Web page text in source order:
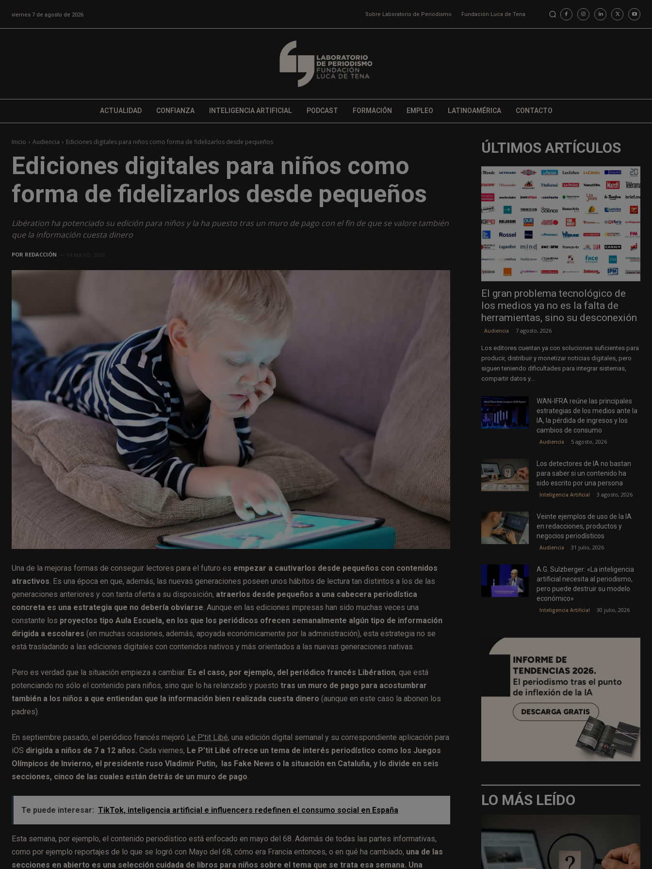
viernes 7 de agosto de 2026 Sobre Laboratorio de Periodismo Fundación Luca de Tena
ACTUALIDAD CONFIANZA INTELIGENCIA ARTIFICIAL PODCAST FORMACIÓN EMPLEO LATINOAMÉRICA CONTACTO
Inicio Audiencia Ediciones digitales para niños como forma de fidelizarlos desde pequeños
Ediciones digitales para niños como
forma de fidelizarlos desde pequeños
Libération ha potenciado su edición para niños y la ha puesto tras un muro de pago con el fin de que se valore también
que la información cuesta dinero
POR REDACCIÓN
Una de la mejoras formas de conseguir lectores para el futuro es empezar a cautivarlos desde pequeños con contenidos
atractivos. Es una época en que, además, las nuevas generaciones poseen unos hábitos de lectura tan distintos a los de las
generaciones anteriores y con tanta oferta a su disposición, atraerlos desde pequeños a una cabecera periodística
concreta es una estrategia que no debería obviarse. Aunque en las ediciones impresas han sido muchas veces una
constante los proyectos tipo Aula Escuela, en los que los periódicos ofrecen semanalmente algún tipo de información
dirigida a escolares (en muchas ocasiones, además, apoyada económicamente por la administración), esta estrategia no se
está trasladando a las ediciones digitales con contenidos nativos y más orientados a las nuevas generaciones nativas.
Pero es verdad que la situación empieza a cambiar. Es el caso, por ejemplo, del periódico francés Libération, que está
potenciando no sólo el contenido para niños, sino que lo ha relanzado y puesto tras un muro de pago para acostumbrar
también a los niños a que entiendan que la información bien realizada cuesta dinero (aunque en este caso la abonen los
padres).
En septiembre pasado, el periódico francés mejoró Le P’tit Libé, una edición digital semanal y su correspondiente aplicación para
iOS dirigida a niños de 7 a 12 años. Cada viernes, Le P’tit Libé ofrece un tema de interés periodístico como los Juegos
Olímpicos de Invierno, el presidente ruso Vladimir Putin, las Fake News o la situación en Cataluña, y lo divide en seis
secciones, cinco de las cuales están detrás de un muro de pago.
Te puede interesar: TikTok, inteligencia artificial e influencers redefinen el consumo social en España
Esta semana, por ejemplo, el contenido periodístico está enfocado en mayo del 68. Además de todas las partes informativas,
como por ejemplo reportajes de lo que se logró con Mayo del 68, cómo era Francia entonces, o en qué ha cambiado, una de las
secciones en abierto es una selección cuidada de libros para niños sobre el tema que se trata esa semana. Una
ÚLTIMOS ARTÍCULOS
El gran problema tecnológico de
los medios ya no es la falta de
herramientas, sino su desconexión
Audiencia 7 agosto, 2026
Los editores cuentan ya con soluciones suficientes para
producir, distribuir y monetizar noticias digitales, pero
siguen teniendo dificultades para integrar sistemas,
compartir datos y...
WAN-IFRA reúne las principales
estrategias de los medios ante la
IA, la pérdida de ingresos y los
cambios de consumo
Audiencia 5 agosto, 2026
Los detectores de IA no bastan
para saber si un contenido ha
sido escrito por una persona
Inteligencia Artificial 3 agosto, 2026
Veinte ejemplos de uso de la IA
en redacciones, productos y
negocios periodísticos
Audiencia 31 julio, 2026
A.G. Sulzberger: «La inteligencia
artificial necesita al periodismo,
pero puede destruir su modelo
económico»
Inteligencia Artificial 30 julio, 2026
LO MÁS LEÍDO